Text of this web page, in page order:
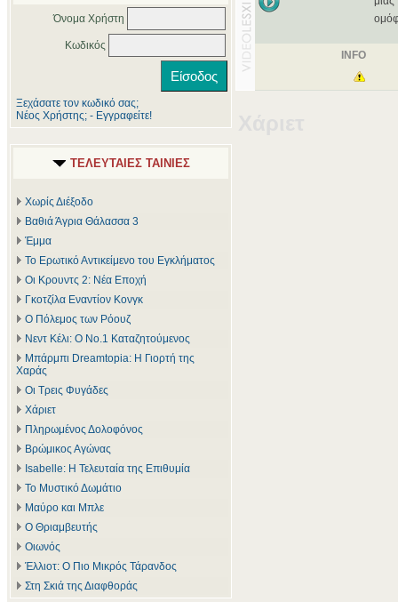
Όνομα Χρήστη
Κωδικός
Ξεχάσατε τον κωδικό σας;
Νέος Χρήστης; - Εγγραφείτε!
ΤΕΛΕΥΤΑΙΕΣ ΤΑΙΝΙΕΣ
Χωρίς Διέξοδο
Βαθιά Άγρια Θάλασσα 3
Έμμα
Το Ερωτικό Αντικείμενο του Εγκλήματος
Οι Κρουντς 2: Νέα Εποχή
Γκοτζίλα Εναντίον Κονγκ
Ο Πόλεμος των Ρόουζ
Νεντ Κέλι: Ο Νο.1 Καταζητούμενος
Μπάρμπι Dreamtopia: Η Γιορτή της
Χαράς
Οι Τρεις Φυγάδες
Χάριετ
Πληρωμένος Δολοφόνος
Βρώμικος Αγώνας
Isabelle: Η Τελευταία της Επιθυμία
Το Μυστικό Δωμάτιο
Μαύρο και Μπλε
Ο Θριαμβευτής
Οιωνός
Έλλιοτ: Ο Πιο Μικρός Τάρανδος
Στη Σκιά της Διαφθοράς
INFO